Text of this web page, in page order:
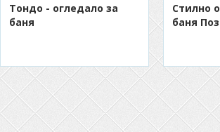
Тондо - огледало за
баня
Стилно
баня